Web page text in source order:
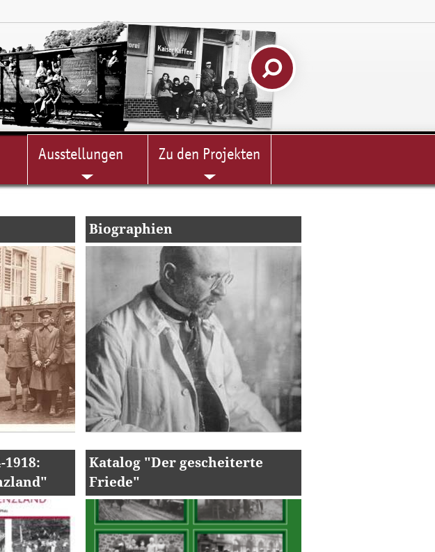
Ausstellungen Zu den Projekten
Biographien
Katalog "Der gescheiterte
Friede"